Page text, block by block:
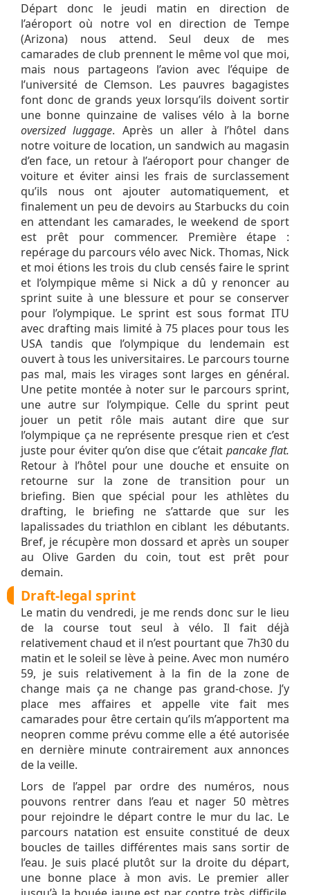
Départ donc le jeudi matin en direction de
l’aéroport où notre vol en direction de Tempe
(Arizona) nous attend. Seul deux de mes
camarades de club prennent le même vol que moi,
mais nous partageons l’avion avec l’équipe de
l’université de Clemson. Les pauvres bagagistes
font donc de grands yeux lorsqu’ils doivent sortir
une bonne quinzaine de valises vélo à la borne
oversized luggage. Après un aller à l’hôtel dans
notre voiture de location, un sandwich au magasin
d’en face, un retour à l’aéroport pour changer de
voiture et éviter ainsi les frais de surclassement
qu’ils nous ont ajouter automatiquement, et
finalement un peu de devoirs au Starbucks du coin
en attendant les camarades, le weekend de sport
est prêt pour commencer. Première étape :
repérage du parcours vélo avec Nick. Thomas, Nick
et moi étions les trois du club censés faire le sprint
et l’olympique même si Nick a dû y renoncer au
sprint suite à une blessure et pour se conserver
pour l’olympique. Le sprint est sous format ITU
avec drafting mais limité à 75 places pour tous les
USA tandis que l’olympique du lendemain est
ouvert à tous les universitaires. Le parcours tourne
pas mal, mais les virages sont larges en général.
Une petite montée à noter sur le parcours sprint,
une autre sur l’olympique. Celle du sprint peut
jouer un petit rôle mais autant dire que sur
l’olympique ça ne représente presque rien et c’est
juste pour éviter qu’on dise que c’était pancake flat.
Retour à l’hôtel pour une douche et ensuite on
retourne sur la zone de transition pour un
briefing. Bien que spécial pour les athlètes du
drafting, le briefing ne s’attarde que sur les
lapalissades du triathlon en ciblant les débutants.
Bref, je récupère mon dossard et après un souper
au Olive Garden du coin, tout est prêt pour
demain.
Draft-legal sprint
Le matin du vendredi, je me rends donc sur le lieu
de la course tout seul à vélo. Il fait déjà
relativement chaud et il n’est pourtant que 7h30 du
matin et le soleil se lève à peine. Avec mon numéro
59, je suis relativement à la fin de la zone de
change mais ça ne change pas grand-chose. J’y
place mes affaires et appelle vite fait mes
camarades pour être certain qu’ils m’apportent ma
neopren comme prévu comme elle a été autorisée
en dernière minute contrairement aux annonces
de la veille.
Lors de l’appel par ordre des numéros, nous
pouvons rentrer dans l’eau et nager 50 mètres
pour rejoindre le départ contre le mur du lac. Le
parcours natation est ensuite constitué de deux
boucles de tailles différentes mais sans sortir de
l’eau. Je suis placé plutôt sur la droite du départ,
une bonne place à mon avis. Le premier aller